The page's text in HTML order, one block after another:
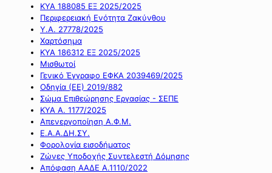
ΚΥΑ 188085 ΕΞ 2025/2025
Περιφερειακή Ενότητα Ζακύνθου
Υ.Α. 27778/2025
Χαρτόσημα
ΚΥΑ 186312 ΕΞ 2025/2025
Μισθωτοί
Γενικό Έγγραφο ΕΦΚΑ 2039469/2025
Οδηγία (ΕΕ) 2019/882
Σώμα Επιθεώρησης Εργασίας - ΣΕΠΕ
ΚΥΑ Α. 1177/2025
Απενεργοποίηση Α.Φ.Μ.
Ε.Α.Α.ΔΗ.ΣΥ.
Φορολογία εισοδήματος
Ζώνες Υποδοχής Συντελεστή Δόμησης
Απόφαση ΑΑΔΕ Α.1110/2022